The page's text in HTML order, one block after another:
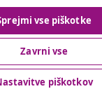
od naročila.
vse piškotke
Zavrni vse
piškotkov